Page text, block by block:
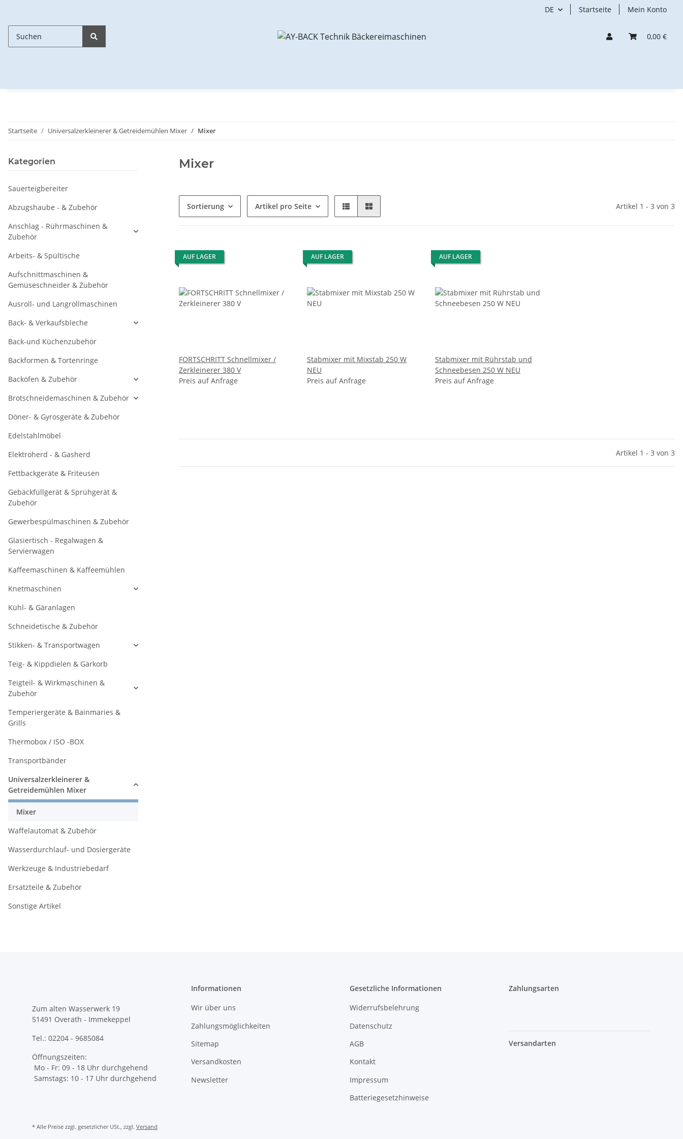
DE Startseite Mein Konto
0,00 €
Startseite Universalzerkleinerer & Getreidemühlen Mixer Mixer
Mixer
Sortierung Artikel pro Seite Artikel 1 - 3 von 3
AUF LAGER
FORTSCHRITT Schnellmixer /
Zerkleinerer 380 V
Preis auf Anfrage
AUF LAGER
Stabmixer mit Mixstab 250 W
NEU
Preis auf Anfrage
AUF LAGER
Stabmixer mit Rührstab und
Schneebesen 250 W NEU
Preis auf Anfrage
Artikel 1 - 3 von 3
Kategorien
Sauerteigbereiter
Abzugshaube - & Zubehör
Anschlag - Rührmaschinen &
Zubehör
Arbeits- & Spültische
Aufschnittmaschinen &
Gemüseschneider & Zubehör
Ausroll- und Langrollmaschinen
Back- & Verkaufsbleche
Back-und Küchenzubehör
Backformen & Tortenringe
Backöfen & Zubehör
Brotschneidemaschinen & Zubehör
Döner- & Gyrosgeräte & Zubehör
Edelstahlmöbel
Elektroherd - & Gasherd
Fettbackgeräte & Friteusen
Gebäckfüllgerät & Sprühgerät &
Zubehör
Gewerbespülmaschinen & Zubehör
Glasiertisch - Regalwagen &
Servierwagen
Kaffeemaschinen & Kaffeemühlen
Knetmaschinen
Kühl- & Gäranlagen
Schneidetische & Zubehör
Stikken- & Transportwagen
Teig- & Kippdielen & Gärkorb
Teigteil- & Wirkmaschinen &
Zubehör
Temperiergeräte & Bainmaries &
Grills
Thermobox / ISO -BOX
Transportbänder
Universalzerkleinerer &
Getreidemühlen Mixer
Mixer
Waffelautomat & Zubehör
Wasserdurchlauf- und Dosiergeräte
Werkzeuge & Industriebedarf
Ersatzteile & Zubehör
Sonstige Artikel
Zum alten Wasserwerk 19
51491 Overath - Immekeppel
Tel.: 02204 - 9685084
Öffnungszeiten:
Mo - Fr: 09 - 18 Uhr durchgehend
Samstags: 10 - 17 Uhr durchgehend
Informationen
Wir über uns
Zahlungsmöglichkeiten
Sitemap
Versandkosten
Newsletter
Gesetzliche Informationen
Widerrufsbelehrung
Datenschutz
AGB
Kontakt
Impressum
Batteriegesetzhinweise
Zahlungsarten
Versandarten
* Alle Preise zzgl. gesetzlicher USt., zzgl. Versand